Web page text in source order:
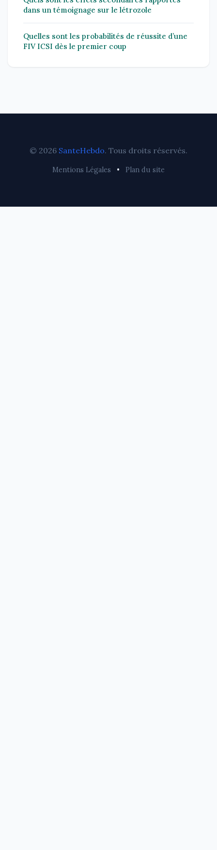
dans un témoignage sur le létrozole
Quelles sont les probabilités de réussite d’une
FIV ICSI dès le premier coup
© 2026 SanteHebdo. Tous droits réservés.
Mentions Légales • Plan du site